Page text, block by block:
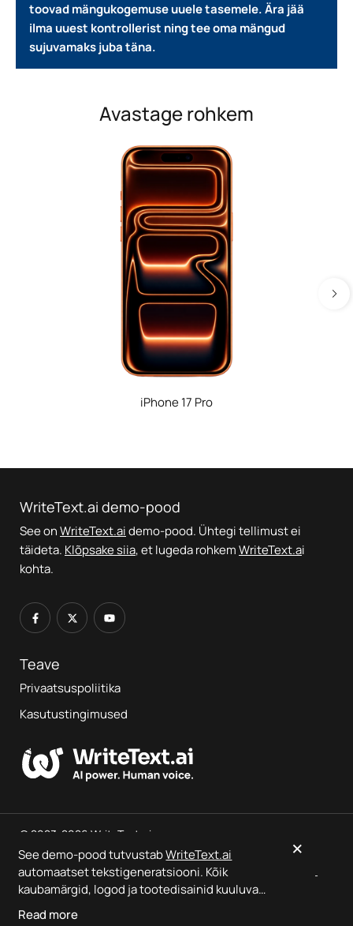
toovad mängukogemuse uuele tasemele.Ära jää
ilma uuest kontrollerist ning tee oma mängud
sujuvamaks juba täna.
Avastage rohkem
iPhone 17 Pro
WriteText.ai demo-pood
See onWriteText.aidemo-pood. Ühtegi tellimust ei
täideta. Klõpsake siia, et lugeda rohkemWriteText.ai
kohta.
Teave
Privaatsuspoliitika
Kasutustingimused
© 2023-2026 WriteText.ai
See on demo-pood, mis tutvustabWriteText.ai
väljundeid —
ühtegi tellimust ei täideta.
See demo-pood tutvustabWriteText.ai
automaatset tekstigeneratsiooni. Kõik
kaubamärgid, logod ja tootedisainid kuuluvad
nende omanikele.
Read more
×